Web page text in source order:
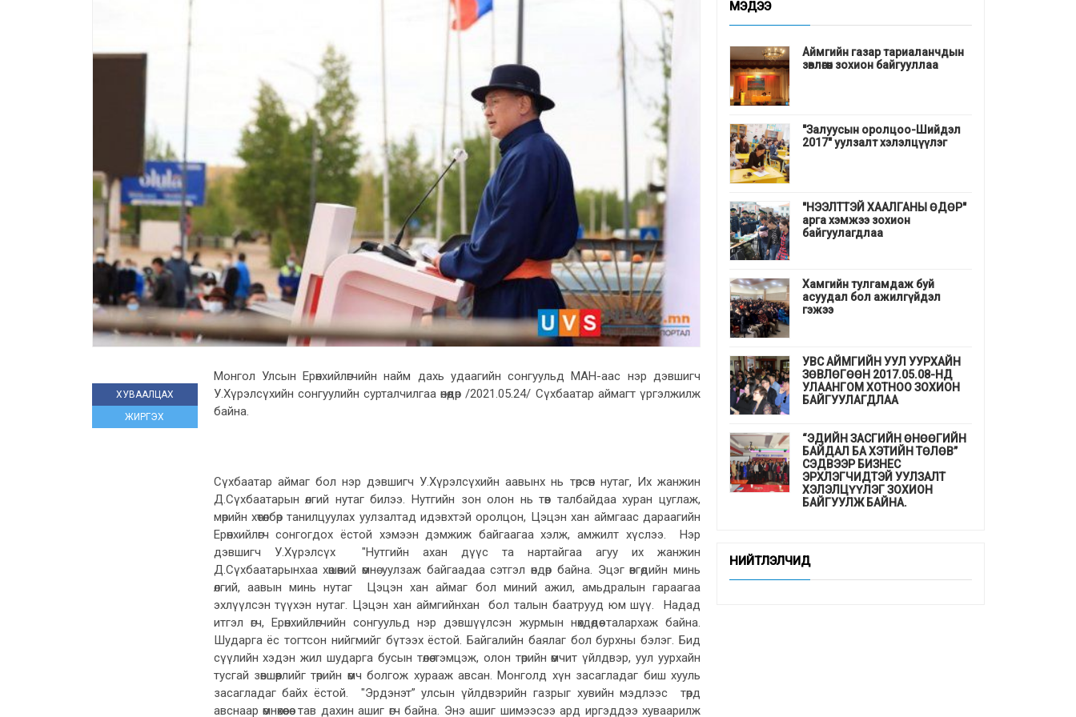
МЭДЭЭ
Аймгийн газар тариаланчдын
зөвлөгөөн зохион байгууллаа
"Залуусын оролцоо-Шийдэл
2017" уулзалт хэлэлцүүлэг
"НЭЭЛТТЭЙ ХААЛГАНЫ ӨДӨР"
арга хэмжээ зохион
байгуулагдлаа
Хамгийн тулгамдаж буй
асуудал бол ажилгүйдэл
гэжээ
УВС АЙМГИЙН УУЛ УУРХАЙН
ЗӨВЛӨГӨӨН 2017.05.08-НД
УЛААНГОМ ХОТНОО ЗОХИОН
БАЙГУУЛАГДЛАА
“ЭДИЙН ЗАСГИЙН ӨНӨӨГИЙН
БАЙДАЛ БА ХЭТИЙН ТӨЛӨВ”
СЭДВЭЭР БИЗНЕС
ЭРХЛЭГЧИДТЭЙ УУЛЗАЛТ
ХЭЛЭЛЦҮҮЛЭГ ЗОХИОН
БАЙГУУЛЖ БАЙНА.
сануулав
НИЙТЛЭЛЧИД
ХУВААЛЦАХ
ЖИРГЭХ
Монгол Улсын Ерөнхийлөгчийн найм дахь удаагийн сонгуульд МАН-аас нэр дэвшигч
У.Хүрэлсүхийн сонгуулийн сурталчилгаа өнөөдөр /2021.05.24/ Сүхбаатар аймагт үргэлжилж
байна.
Сүхбаатар аймаг бол нэр дэвшигч У.Хүрэлсүхийн аавынх нь төрсөн нутаг, Их жанжин
Д.Сүхбаатарын өлгий нутаг билээ. Нутгийн зон олон нь төв талбайдаа хуран цуглаж,
мөрийн хөтөлбөр танилцуулах уулзалтад идэвхтэй оролцон, Цэцэн хан аймгаас дараагийн
Ерөнхийлөгч сонгогдох ёстой хэмээн дэмжиж байгаагаа хэлж, амжилт хүслээ. Нэр
дэвшигч У.Хүрэлсүх "Нутгийн ахан дүүс та нартайгаа агуу их жанжин
Д.Сүхбаатарынхаа хөшөөний өмнө уулзаж байгаадаа сэтгэл өндөр байна. Эцэг өвгөдийн минь
өлгий, аавын минь нутаг Цэцэн хан аймаг бол миний ажил, амьдралын гараагаа
эхлүүлсэн түүхэн нутаг. Цэцэн хан аймгийнхан бол талын баатрууд юм шүү. Надад
итгэл өгч, Ерөнхийлөгчийн сонгуульд нэр дэвшүүлсэн журмын нөхдөдөө талархаж байна.
Шударга ёс тогтсон нийгмийг бүтээх ёстой. Байгалийн баялаг бол бурхны бэлэг. Бид
сүүлийн хэдэн жил шударга бусын төлөө тэмцэж, олон төрийн өмчит үйлдвэр, уул уурхайн
тусгай зөвшөөрлийг төрийн өмч болгож хурааж авсан. Монголд хүн засагладаг биш хууль
засагладаг байх ёстой. "Эрдэнэт” улсын үйлдвэрийн газрыг хувийн мэдлээс төрд
авснаар өмнөхөөсөө тав дахин ашиг өгч байна. Энэ ашиг шимээсээ ард иргэддээ хуваарилж